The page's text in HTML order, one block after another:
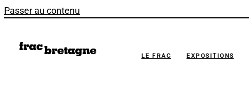
Passer au contenu
LE FRAC EXPOSITIONS